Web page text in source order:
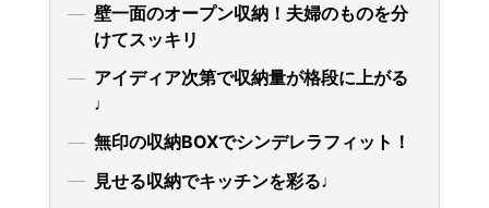
壁一面のオープン収納！夫婦のものを分
けてスッキリ
アイディア次第で収納量が格段に上がる
♩
無印の収納BOXでシンデレラフィット！
見せる収納でキッチンを彩る♩